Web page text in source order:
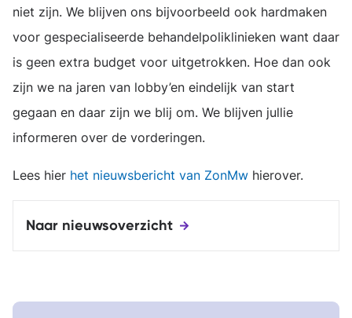
niet zijn. We blijven ons bijvoorbeeld ook hardmaken
voor gespecialiseerde behandelpoliklinieken want daar
is geen extra budget voor uitgetrokken. Hoe dan ook
zijn we na jaren van lobby’en eindelijk van start
gegaan en daar zijn we blij om. We blijven jullie
informeren over de vorderingen.
Lees hier het nieuwsbericht van ZonMw hierover.
Naar nieuwsoverzicht